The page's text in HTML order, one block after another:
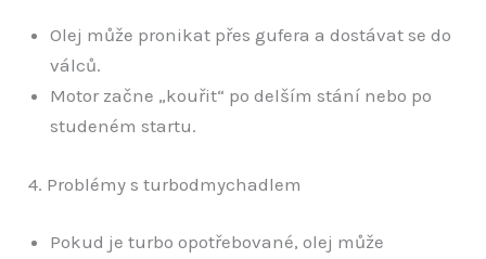
Olej může pronikat přes gufera a dostávat se do
válců.
Motor začne „kouřit“ po delším stání nebo po
studeném startu.
4. Problémy s turbodmychadlem
Pokud je turbo opotřebované, olej může